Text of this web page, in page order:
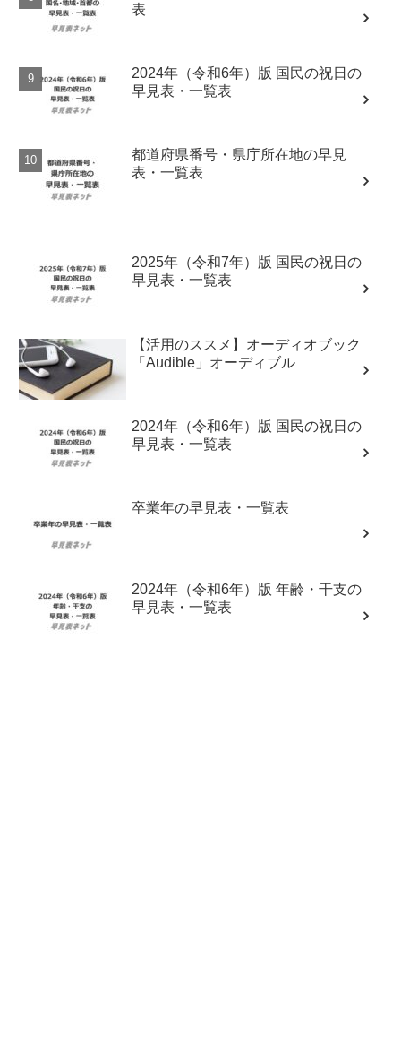
表
2024年（令和6年）版 国民の祝日の
早見表・一覧表
都道府県番号・県庁所在地の早見
表・一覧表
2025年（令和7年）版 国民の祝日の
早見表・一覧表
【活用のススメ】オーディオブック
「Audible」オーディブル
2024年（令和6年）版 国民の祝日の
早見表・一覧表
卒業年の早見表・一覧表
2024年（令和6年）版 年齢・干支の
早見表・一覧表